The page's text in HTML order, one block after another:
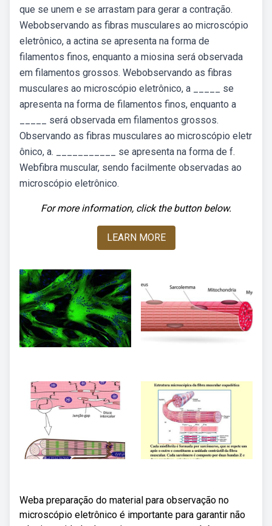
que se unem e se arrastam para gerar a contração.
Webobservando as fibras musculares ao microscópio
eletrônico, a actina se apresenta na forma de
filamentos finos, enquanto a miosina será observada
em filamentos grossos. Webobservando as fibras
musculares ao microscópio eletrônico, a _____ se
apresenta na forma de filamentos finos, enquanto a
_____ será observada em filamentos grossos.
Observando as fibras musculares ao microscópio eletr
ônico, a. ___________ se apresenta na forma de f.
Webfibra muscular, sendo facilmente observadas ao
microscópio eletrônico.
For more information, click the button below.
LEARN MORE
Weba preparação do material para observação no
microscópio eletrônico é importante para garantir não